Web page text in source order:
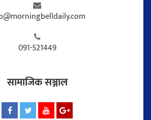
091-521449
सामाजिक सञ्जाल